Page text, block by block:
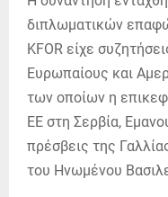
διπλωματικών
KFOR είχε
Ευρωπαίους και
των οποίων η
ΕΕ στη Σερβία,
πρέσβεις της
του Ηνωμένου